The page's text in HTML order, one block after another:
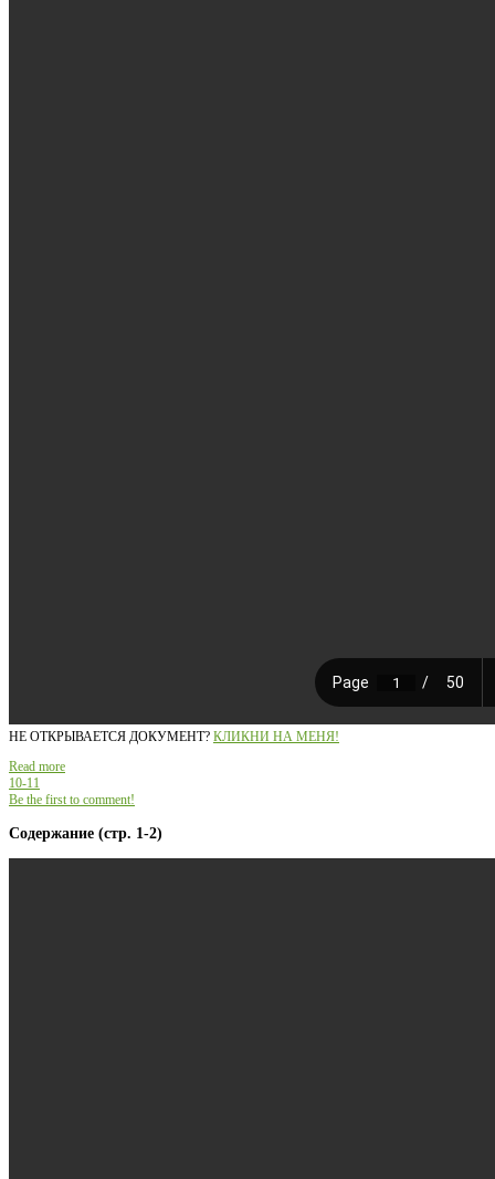
НЕ ОТКРЫВАЕТСЯ ДОКУМЕНТ? КЛИКНИ НА МЕНЯ!
Read more
10-11
Be the first to comment!
Содержание (стр. 1-2)